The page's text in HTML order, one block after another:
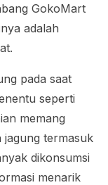
GokoMart
adalah
pada saat
seperti
memang
jagung termasuk
dikonsumsi
menarik